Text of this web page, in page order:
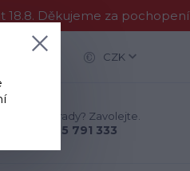
18.8. Děkujeme za pochopení
CZK
Nevíte si rady? Zavolejte.
+420 775 791 333